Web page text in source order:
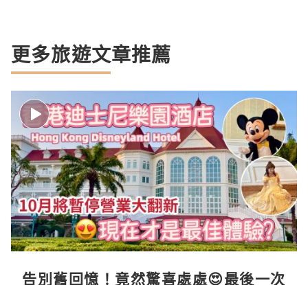
更多旅遊文章推薦
告別舊回憶！竟然驚喜處處😍最後一次